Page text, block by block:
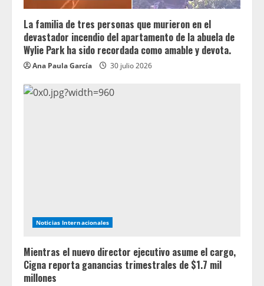
La familia de tres personas que murieron en el
devastador incendio del apartamento de la abuela de
Wylie Park ha sido recordada como amable y devota.
Ana Paula García 30 julio 2026
Noticias Internacionales
Mientras el nuevo director ejecutivo asume el cargo,
Cigna reporta ganancias trimestrales de $1.7 mil
millones